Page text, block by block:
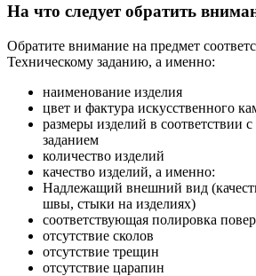
На что следует обратить
Обратите внимание на предмет
Техническому заданию, а именно:
наименование изделия
цвет и фактура искусственного
размеры изделий в соответствии
заданием
количество изделий
качество изделий, а именно:
Надлежащий внешний вид
швы, стыки на изделиях)
соответствующая полировка
отсутствие сколов
отсутствие трещин
отсутствие царапин